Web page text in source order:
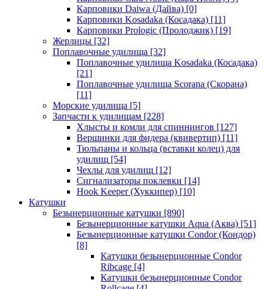
Карповики Daiwa (Дайва) [0]
Карповики Kosadaka (Косадака) [11]
Карповики Prologic (Пролоджик) [19]
Жерлицы [32]
Поплавочные удилища [32]
Поплавочные удилища Kosadaka (Косадака)
[21]
Поплавочные удилища Scorana (Скорана)
[11]
Морские удилища [5]
Запчасти к удилищам [228]
Хлысты и комли для спиннингов [127]
Вершинки для фидера (квивертип) [11]
Тюльпаны и кольца (вставки колец) для
удилищ [54]
Чехлы для удилищ [12]
Сигнализаторы поклевки [14]
Hook Keeper (Хуккипер) [10]
Катушки
Безынерционные катушки [890]
Безынерционные катушки Aqua (Аква) [51]
Безынерционные катушки Condor (Кондор)
[8]
Катушки безынерционные Condor
Ribcage [4]
Катушки безынерционные Condor